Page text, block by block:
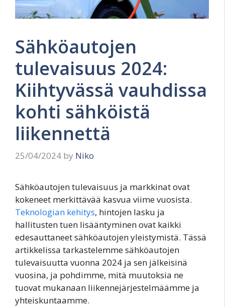
Sähköautojen
tulevaisuus 2024:
Kiihtyvässä vauhdissa
kohti sähköistä
liikennettä
25/04/2024 by Niko
Sähköautojen tulevaisuus ja markkinat ovat
kokeneet merkittävää kasvua viime vuosista.
Teknologian kehitys, hintojen lasku ja
hallitusten tuen lisääntyminen ovat kaikki
edesauttaneet sähköautojen yleistymistä. Tässä
artikkelissa tarkastelemme sähköautojen
tulevaisuutta vuonna 2024 ja sen jälkeisinä
vuosina, ja pohdimme, mitä muutoksia ne
tuovat mukanaan liikennejärjestelmäämme ja
yhteiskuntaamme.